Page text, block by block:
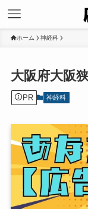
ホーム 神経科
大阪府大阪
PR 神経科